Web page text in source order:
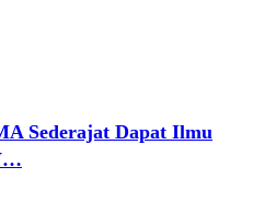
Sederajat Dapat Ilmu